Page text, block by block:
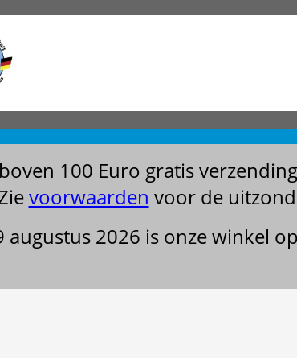
100 Euro gratis
voorwaarden voor de
2026 is onze winkel